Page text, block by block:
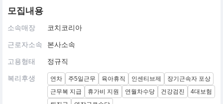
모집내용
소속매장 코치코리아
근로자소속 본사소속
고용형태 정규직
복리후생 연차 주5일근무 육아휴직 인센티브제
장기근속자 포상
근무복 지급
휴가비 지원 연월차수당 건강검진
4대보험